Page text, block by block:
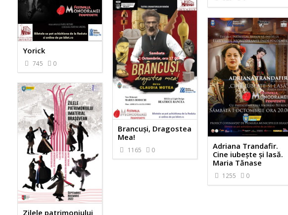
Yorick
745 0
Brancuși, Dragostea
Mea!
1165 0
Adriana Trandafir.
Cine iubește și lasă.
Maria Tănase
1255 0
Zilele patrimoniului